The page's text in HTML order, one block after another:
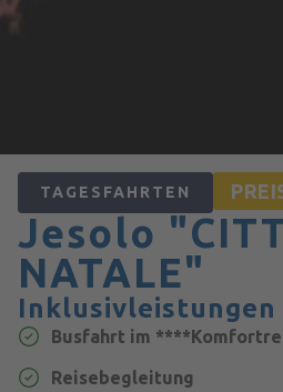
TAGESFAHRTEN
Jesolo
NATALE"
Inklusivleistungen
Busfahrt im
Reisebegleitung